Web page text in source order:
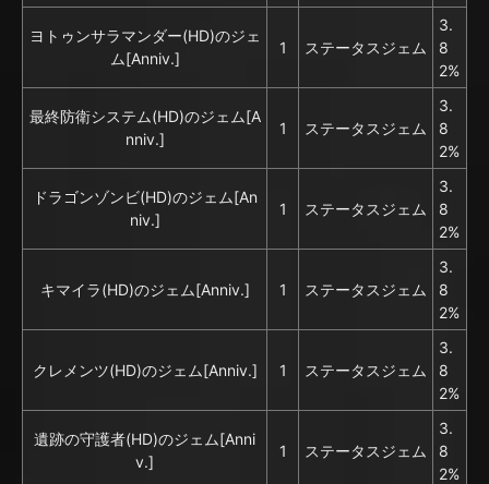
ヨトゥンサラマンダー(HD)のジェ
ム[Anniv.]
1 ステータスジェム
3.
8
2%
最終防衛システム(HD)のジェム[A
nniv.]
1 ステータスジェム
3.
8
2%
ドラゴンゾンビ(HD)のジェム[An
niv.]
1 ステータスジェム
3.
8
2%
キマイラ(HD)のジェム[Anniv.] 1 ステータスジェム
3.
8
2%
クレメンツ(HD)のジェム[Anniv.] 1 ステータスジェム
3.
8
2%
遺跡の守護者(HD)のジェム[Anni
v.]
1 ステータスジェム
3.
8
2%